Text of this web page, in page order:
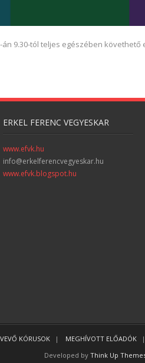
9.30-tól teljes egészében követhető
ERKEL FERENC VEGYESKAR
www.efvk.hu
info@erkelferencvegyeskar.hu
www.efvk.blogspot.hu
KÓRUSOK MEGHÍVOTT ELŐADÓK
Developed by Think Up